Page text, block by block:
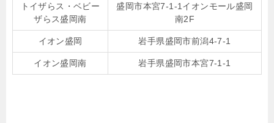
トイザらス・ベビー
ザらス盛岡南
盛岡市本宮7-1-1イオンモール盛岡
南2F
イオン盛岡 岩手県盛岡市前潟4-7-1
イオン盛岡南 岩手県盛岡市本宮7-1-1